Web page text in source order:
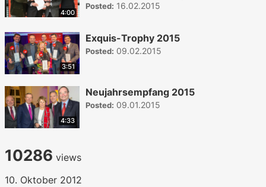
4:00
Posted: 16.02.2015
3:51
Exquis-Trophy 2015
Posted: 09.02.2015
4:33
Neujahrsempfang 2015
Posted: 09.01.2015
10286 views
10. Oktober 2012